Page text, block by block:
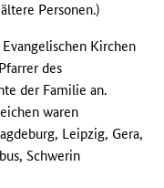
Personen.)
Kirchen
des
der Familie an.
waren
Leipzig, Gera,
Schwerin